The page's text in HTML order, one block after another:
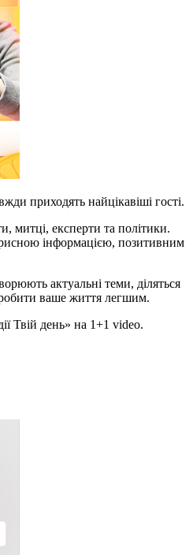
приходять найцікавіші гості.
митці, експерти та політики.
інформацією, позитивним
актуальні теми, діляться
ваше життя легшим.
Твій день» на 1+1 video.